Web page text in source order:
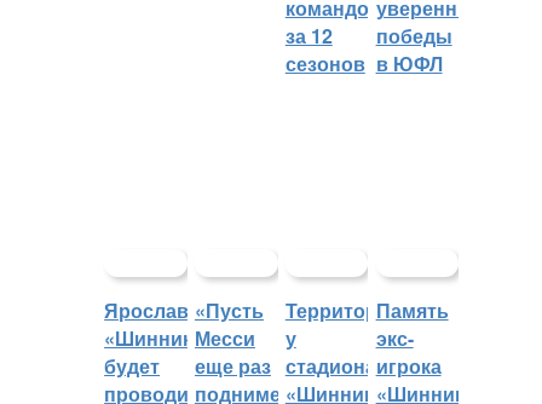
командой
за 12
сезонов
уверенные
победы
в ЮФЛ
Ярославский
«Шинник»
будет
проводить
«Пусть
Месси
еще раз
поднимет
Территорией
у
стадиона
«Шинник»
Память
экс-
игрока
«Шинника»